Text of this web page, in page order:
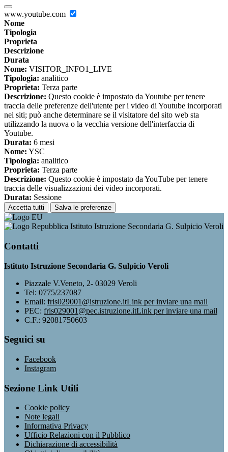
www.youtube.com
Nome
Tipologia
Proprieta
Descrizione
Durata
Nome: VISITOR_INFO1_LIVE
Tipologia: analitico
Proprieta: Terza parte
Descrizione: Questo cookie è impostato da Youtube per tenere
traccia delle preferenze dell'utente per i video di Youtube incorporati
nei siti; può anche determinare se il visitatore del sito web sta
utilizzando la nuova o la vecchia versione dell'interfaccia di
Youtube.
Durata: 6 mesi
Nome: YSC
Tipologia: analitico
Proprieta: Terza parte
Descrizione: Questo cookie è impostato da YouTube per tenere
traccia delle visualizzazioni dei video incorporati.
Durata: Sessione
Accetta tutti Salva le preferenze
Istituto Istruzione Secondaria G. Sulpicio Veroli
Contatti
Istituto Istruzione Secondaria G. Sulpicio Veroli
Piazzale V.Veneto, 2- 03029 Veroli
Tel: 0775/237087
Email: fris029001@istruzione.itLink per inviare una mail
PEC: fris029001@pec.istruzione.itLink per inviare una mail
C.F.: 92081750603
Seguici su
Facebook
Instagram
Sezione Link Utili
Cookie policy
Note legali
Informativa Privacy
Ufficio Relazioni con il Pubblico
Dichiarazione di accessibilità